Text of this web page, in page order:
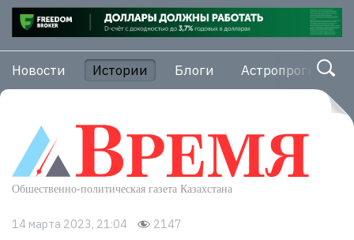
Новости Истории Блоги Астропрогноз
14 марта 2023, 21:04 2147